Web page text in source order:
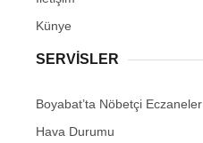
Künye
SERVISLER
Boyabat’ta Nöbetçi Eczaneler
Hava Durumu